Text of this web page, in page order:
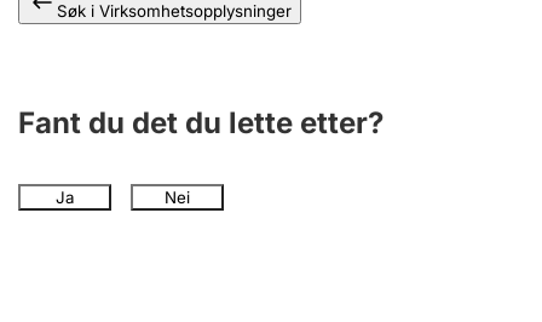
Søk i Virksomhetsopplysninger
Fant du det du lette etter?
Ja Nei